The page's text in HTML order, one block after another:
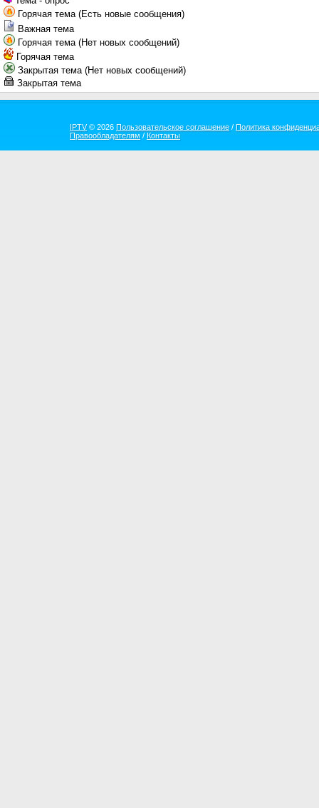
Горячая тема (Есть новые сообщения)
Важная тема
Горячая тема (Нет новых сообщений)
Горячая тема
Закрытая тема (Нет новых сообщений)
Закрытая тема
IPTV© 2026 Пользовательское соглашение / Политика
Правообладателям / Контакты